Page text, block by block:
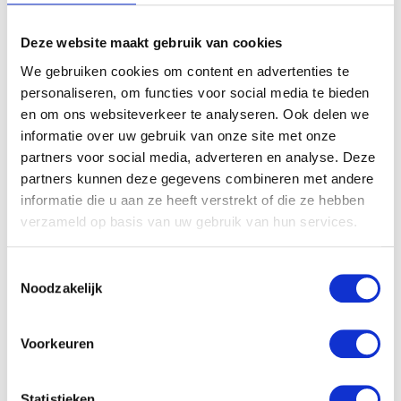
Deze website maakt gebruik van cookies
We gebruiken cookies om content en advertenties te
personaliseren, om functies voor social media te bieden
en om ons websiteverkeer te analyseren. Ook delen we
informatie over uw gebruik van onze site met onze
partners voor social media, adverteren en analyse. Deze
partners kunnen deze gegevens combineren met andere
informatie die u aan ze heeft verstrekt of die ze hebben
verzameld op basis van uw gebruik van hun services.
Noodzakelijk
Voorkeuren